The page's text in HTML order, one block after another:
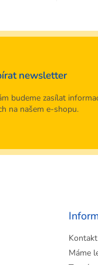
newsletter
budeme zasílat
na našem e-shopu.
Kontakt
Máme